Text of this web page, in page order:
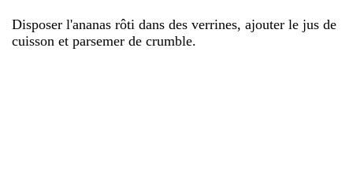
Disposer l'ananas rôti dans des verrines, ajouter le jus de
cuisson et parsemer de crumble.